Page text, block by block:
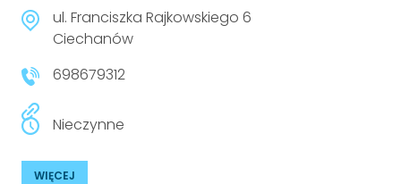
niepełnosprawnościami
Prawa osób z niepełnosprawnościami
Urządzenia IoT
ul. Franciszka Rajkowskiego 6
Ciechanów
698679312
Nieczynne
WIĘCEJ